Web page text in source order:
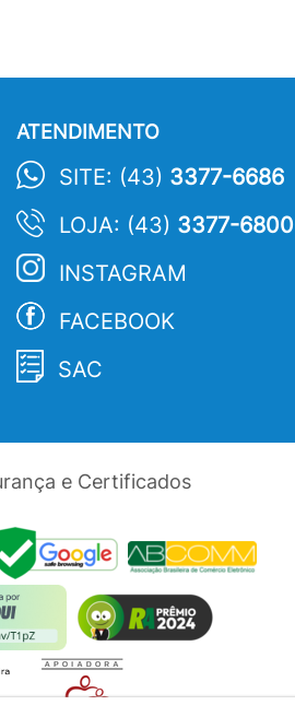
ATENDIMENTO
SITE: (43) 3377-6686
LOJA: (43) 3377-6800
INSTAGRAM
FACEBOOK
SAC
e Certificados